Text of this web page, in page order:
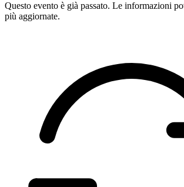
Questo evento è già passato. Le informazioni
più aggiornate.